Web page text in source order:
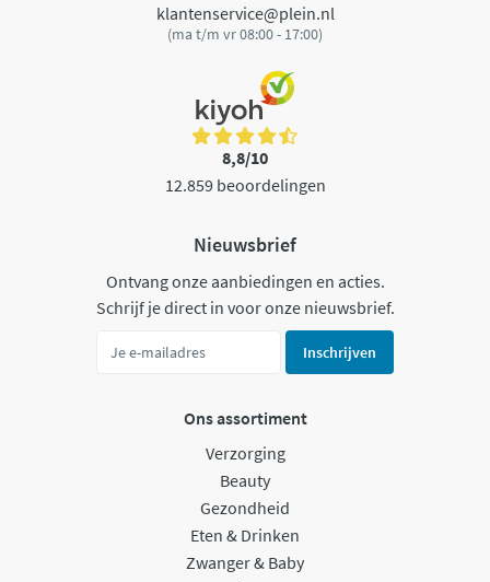
klantenservice@plein.nl
(ma t/m vr 08:00 - 17:00)
8,8/10
12.859 beoordelingen
Nieuwsbrief
Ontvang onze aanbiedingen en acties.
Schrijf je direct in voor onze nieuwsbrief.
Inschrijven
Ons assortiment
Verzorging
Beauty
Gezondheid
Eten & Drinken
Zwanger & Baby